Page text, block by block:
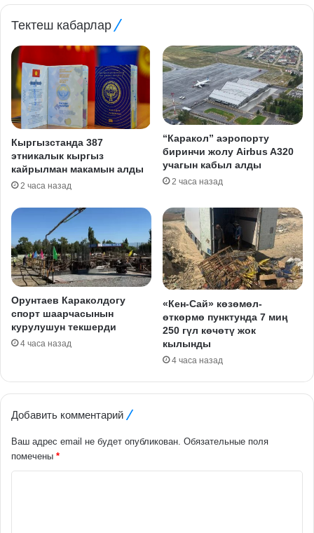
Тектеш кабарлар
Кыргызстанда 387
этникалык кыргыз
кайрылман макамын алды
2 часа назад
“Каракол” аэропорту
биринчи жолу Airbus A320
учагын кабыл алды
2 часа назад
Орунтаев Караколдогу
спорт шаарчасынын
курулушун текшерди
4 часа назад
«Кен-Сай» көзөмөл-
өткөрмө пунктунда 7 миң
250 гүл көчөтү жок
кылынды
4 часа назад
Добавить комментарий
Ваш адрес email не будет опубликован. Обязательные поля
помечены *